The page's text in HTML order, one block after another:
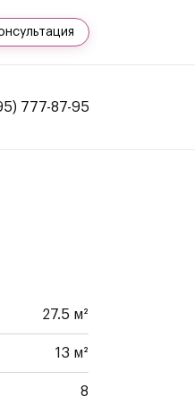
777-87-95
27.5 м²
13 м²
8